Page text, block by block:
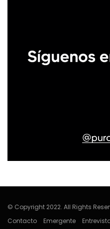
© Copyright 2022. All Rights
Contacto
Emergente